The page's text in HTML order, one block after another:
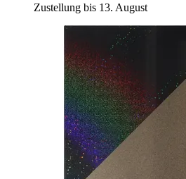
Zustellung bis 13. August